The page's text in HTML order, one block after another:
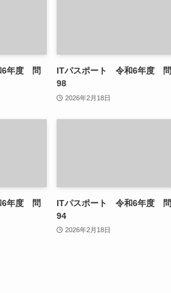
6年度 問
ITパスポート 令和6年度 問
98
2026年2月18日
6年度 問
ITパスポート 令和6年度 問
94
2026年2月18日